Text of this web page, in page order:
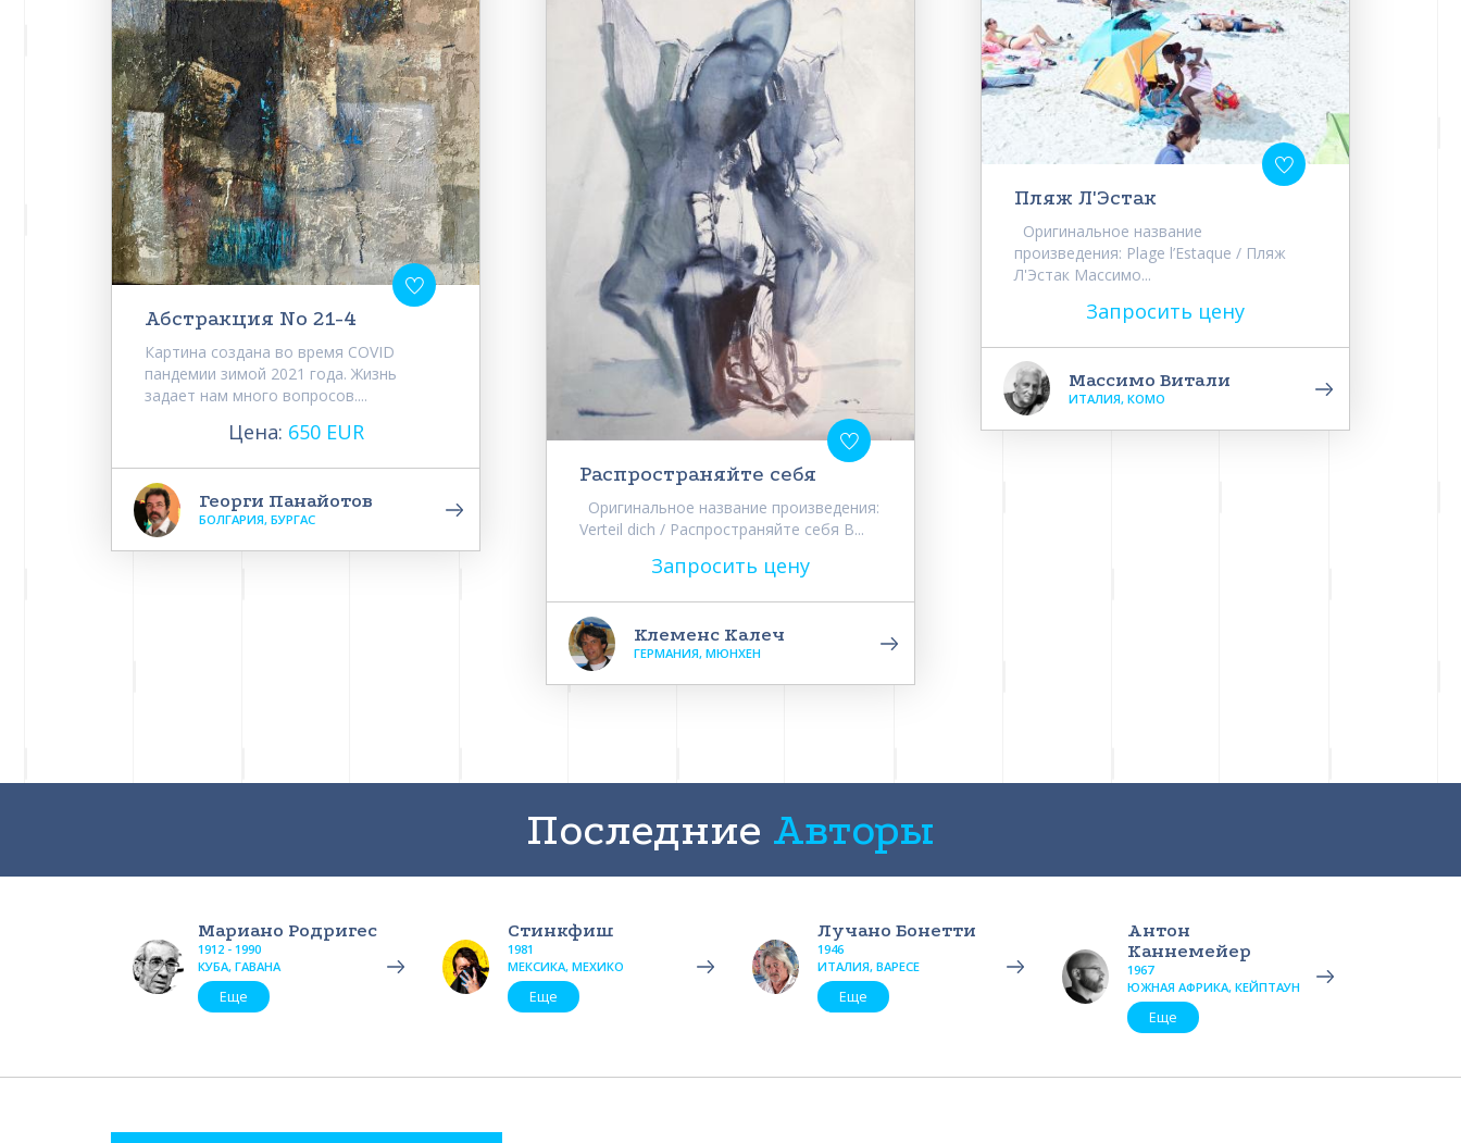
Абстракция No 21-4
Картина создана во время COVID
пандемии зимой 2021 года. Жизнь
задает нам много вопросов....
Цена: 650 EUR
Георги Панайотов
БОЛГАРИЯ, БУРГАС
Распространяйте себя
Оригинальное название произведения:
Verteil dich / Распространяйте себя В...
Запросить цену
Клеменс Калеч
ГЕРМАНИЯ, МЮНХЕН
Пляж Л'Эстак
Оригинальное название
произведения: Plage l’Estaque / Пляж
Л'Эстак Массимо...
Запросить цену
Массимо Витали
ИТАЛИЯ, КОМО
Последние Авторы
Мариано Родригес
1912 - 1990
КУБА, ГАВАНА
Еще
Стинкфиш
1981
МЕКСИКА, МЕХИКО
Еще
Лучано Бонетти
1946
ИТАЛИЯ, ВАРЕСЕ
Еще
Антон
Каннемейер
1967
ЮЖНАЯ АФРИКА, КЕЙПТАУН
Еще